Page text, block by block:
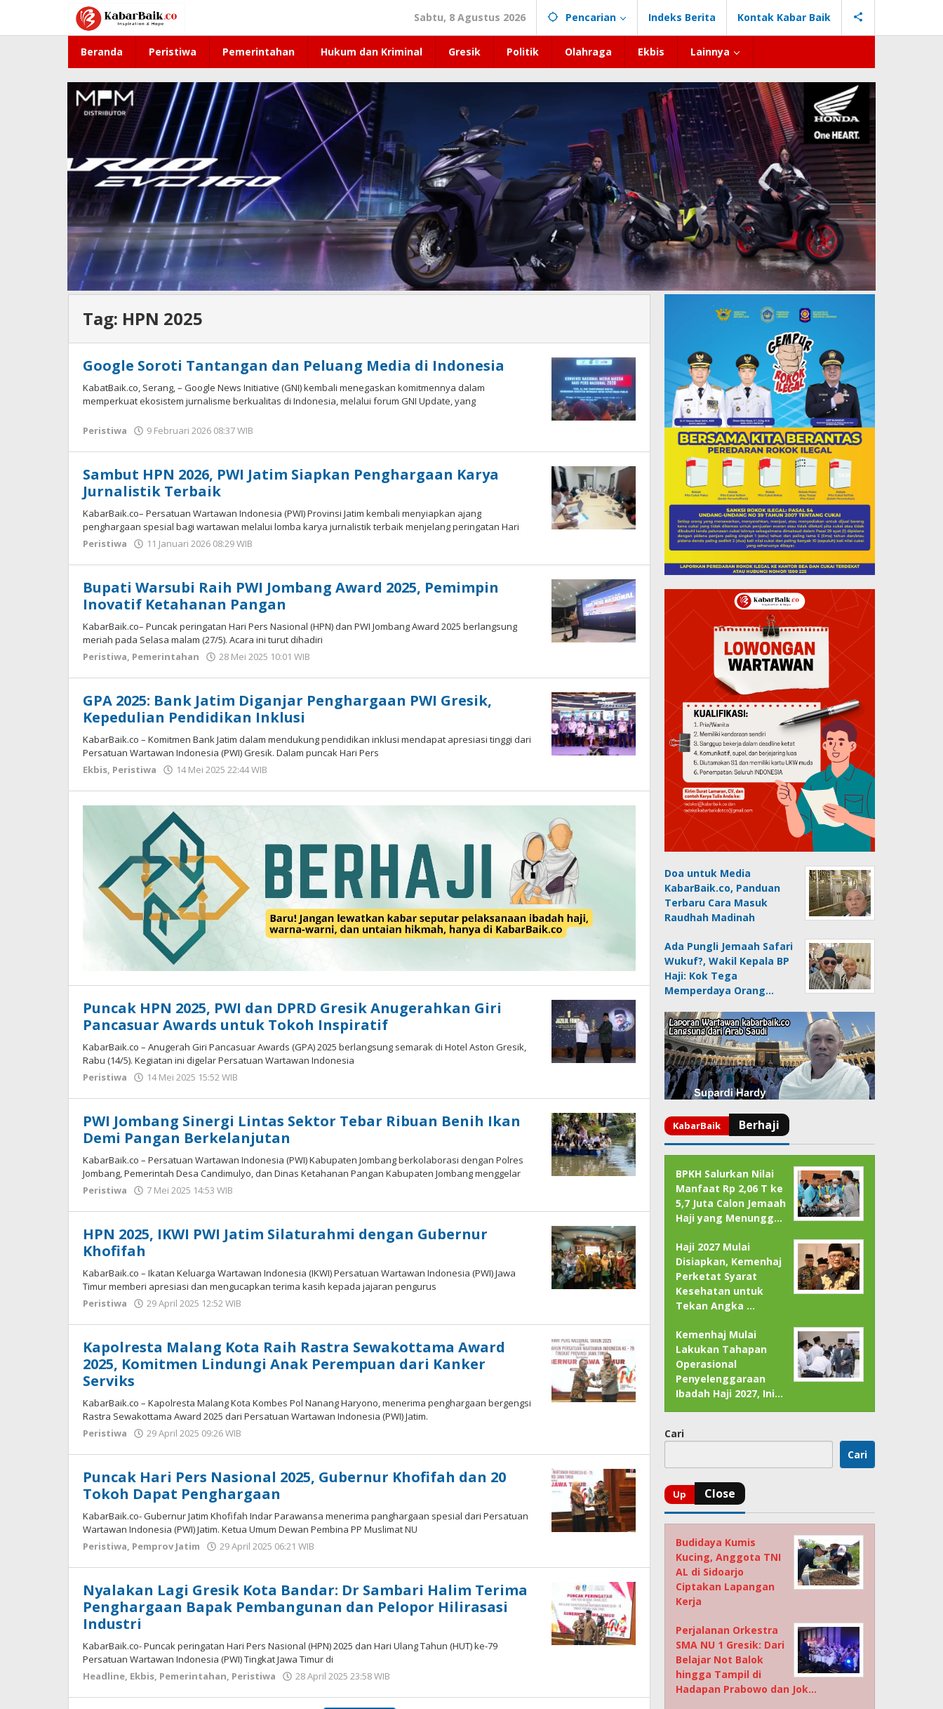
konten
Sabtu, 8 Agustus 2026 Pencarian Indeks Berita Kontak Kabar Baik
Beranda Peristiwa Pemerintahan Hukum dan Kriminal Gresik Politik Olahraga Ekbis Lainnya
Tag: HPN 2025
Google Soroti Tantangan dan Peluang Media di Indonesia
KabatBaik.co, Serang, – Google News Initiative (GNI) kembali menegaskan komitmennya dalam
memperkuat ekosistem jurnalisme berkualitas di Indonesia, melalui forum GNI Update, yang
Peristiwa 9 Februari 2026 08:37 WIB
Sambut HPN 2026, PWI Jatim Siapkan Penghargaan Karya
Jurnalistik Terbaik
KabarBaik.co– Persatuan Wartawan Indonesia (PWI) Provinsi Jatim kembali menyiapkan ajang
penghargaan spesial bagi wartawan melalui lomba karya jurnalistik terbaik menjelang peringatan Hari
Peristiwa
11 Januari 2026 08:29 WIB
Bupati Warsubi Raih PWI Jombang Award 2025, Pemimpin
Inovatif Ketahanan Pangan
KabarBaik.co– Puncak peringatan Hari Pers Nasional (HPN) dan PWI Jombang Award 2025 berlangsung
meriah pada Selasa malam (27/5). Acara ini turut dihadiri
Peristiwa, Pemerintahan 28 Mei 2025 10:01 WIB
GPA 2025: Bank Jatim Diganjar Penghargaan PWI Gresik,
Kepedulian Pendidikan Inklusi
KabarBaik.co – Komitmen Bank Jatim dalam mendukung pendidikan inklusi mendapat apresiasi tinggi dari
Persatuan Wartawan Indonesia (PWI) Gresik. Dalam puncak Hari Pers
Ekbis, Peristiwa 14 Mei 2025 22:44 WIB
Puncak HPN 2025, PWI dan DPRD Gresik Anugerahkan Giri
Pancasuar Awards untuk Tokoh Inspiratif
KabarBaik.co – Anugerah Giri Pancasuar Awards (GPA) 2025 berlangsung semarak di Hotel Aston Gresik,
Rabu (14/5). Kegiatan ini digelar Persatuan Wartawan Indonesia
Peristiwa
14 Mei 2025 15:52 WIB
PWI Jombang Sinergi Lintas Sektor Tebar Ribuan Benih Ikan
Demi Pangan Berkelanjutan
KabarBaik.co – Persatuan Wartawan Indonesia (PWI) Kabupaten Jombang berkolaborasi dengan Polres
Jombang, Pemerintah Desa Candimulyo, dan Dinas Ketahanan Pangan Kabupaten Jombang menggelar
Peristiwa
7 Mei 2025 14:53 WIB
HPN 2025, IKWI PWI Jatim Silaturahmi dengan Gubernur
Khofifah
KabarBaik.co – Ikatan Keluarga Wartawan Indonesia (IKWI) Persatuan Wartawan Indonesia (PWI) Jawa
Timur memberi apresiasi dan mengucapkan terima kasih kepada jajaran pengurus
Peristiwa
29 April 2025 12:52 WIB
Kapolresta Malang Kota Raih Rastra Sewakottama Award
2025, Komitmen Lindungi Anak Perempuan dari Kanker
Serviks
KabarBaik.co – Kapolresta Malang Kota Kombes Pol Nanang Haryono, menerima penghargaan bergengsi
Rastra Sewakottama Award 2025 dari Persatuan Wartawan Indonesia (PWI) Jatim.
Peristiwa
29 April 2025 09:26 WIB
Puncak Hari Pers Nasional 2025, Gubernur Khofifah dan 20
Tokoh Dapat Penghargaan
KabarBaik.co- Gubernur Jatim Khofifah Indar Parawansa menerima panghargaan spesial dari Persatuan
Wartawan Indonesia (PWI) Jatim. Ketua Umum Dewan Pembina PP Muslimat NU
Peristiwa, Pemprov Jatim 29 April 2025 06:21 WIB
Nyalakan Lagi Gresik Kota Bandar: Dr Sambari Halim Terima
Penghargaan Bapak Pembangunan dan Pelopor Hilirasasi
Industri
KabarBaik.co- Puncak peringatan Hari Pers Nasional (HPN) 2025 dan Hari Ulang Tahun (HUT) ke-79
Persatuan Wartawan Indonesia (PWI) Tingkat Jawa Timur di
Headline, Ekbis, Pemerintahan, Peristiwa 28 April 2025 23:58 WIB
Doa untuk Media
KabarBaik.co, Panduan
Terbaru Cara Masuk
Raudhah Madinah
Ada Pungli Jemaah Safari
Wukuf?, Wakil Kepala BP
Haji: Kok Tega
Memperdaya Orang…
BPKH Salurkan Nilai
Manfaat Rp 2,06 T ke
5,7 Juta Calon Jemaah
Haji yang Menungg…
Haji 2027 Mulai
Disiapkan, Kemenhaj
Perketat Syarat
Kesehatan untuk
Tekan Angka …
Kemenhaj Mulai
Lakukan Tahapan
Operasional
Penyelenggaraan
Ibadah Haji 2027, Ini…
Cari
Cari
Budidaya Kumis
Kucing, Anggota TNI
AL di Sidoarjo
Ciptakan Lapangan
Kerja
Perjalanan Orkestra
SMA NU 1 Gresik: Dari
Belajar Not Balok
hingga Tampil di
Hadapan Prabowo dan Jok…